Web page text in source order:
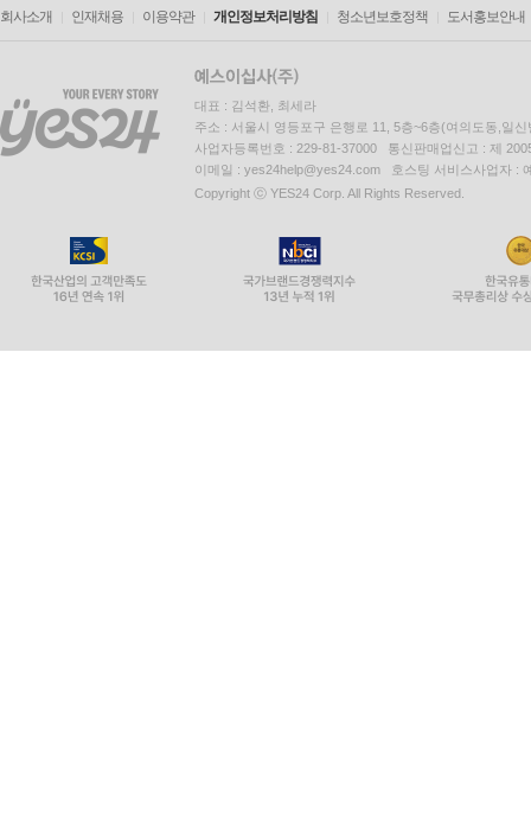
회사소개 인재채용 이용약관 개인정보처리방침 청소년보호정책 도서홍보안내
대표 : 김석환, 최세라
주소 : 서울시 영등포구 은행로 11, 5층~6층(여의도동,일신
사업자등록번호 : 229-81-37000 통신판매업신고 : 제
이메일 : yes24help@yes24.com 호스팅 서비스사업자 :
Copyright ⓒ YES24 Corp. All Rights Reserved.